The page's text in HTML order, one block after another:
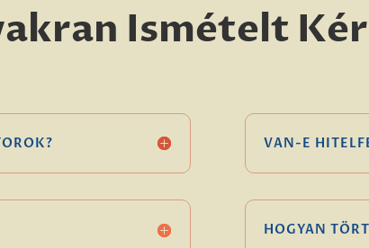
Ismételt
VAN-E
HOGYAN